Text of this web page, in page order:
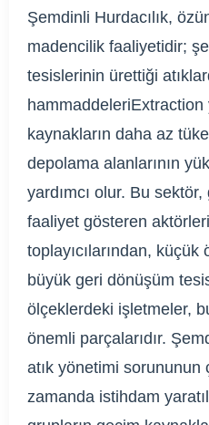
Şemdinli Hurdacılık,
madencilik faaliyetidir;
tesislerinin ürettiği
hammaddeleriExtraction
kaynakların daha az
depolama alanlarının
yardımcı olur. Bu
faaliyet gösteren
toplayıcılarından,
büyük geri dönüşüm
ölçeklerdeki işletmeler,
önemli parçalarıdır.
atık yönetimi sorununun
zamanda istihdam